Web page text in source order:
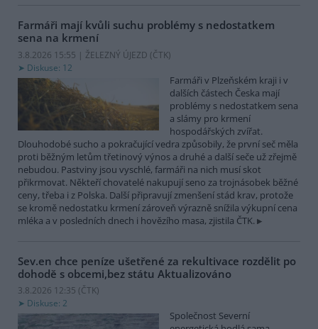
Farmáři mají kvůli suchu problémy s nedostatkem
sena na krmení
3.8.2026 15:55 | ŽELEZNÝ ÚJEZD (ČTK)
Diskuse: 12
Farmáři v Plzeňském kraji i v
dalších částech Česka mají
problémy s nedostatkem sena
a slámy pro krmení
hospodářských zvířat.
Dlouhodobé sucho a pokračující vedra způsobily, že první seč měla
proti běžným letům třetinový výnos a druhé a další seče už zřejmě
nebudou. Pastviny jsou vyschlé, farmáři na nich musí skot
přikrmovat. Někteří chovatelé nakupují seno za trojnásobek běžné
ceny, třeba i z Polska. Další připravují zmenšení stád krav, protože
se kromě nedostatku krmení zároveň výrazně snížila výkupní cena
mléka a v posledních dnech i hovězího masa, zjistila ČTK.
Sev.en chce peníze ušetřené za rekultivace rozdělit po
dohodě s obcemi,bez státu Aktualizováno
3.8.2026 12:35 (ČTK)
Diskuse: 2
Společnost Severní